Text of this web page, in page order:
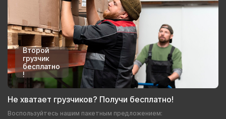
Второй
грузчик
бесплатно
!
Не хватает грузчиков? Получи бесплатно!
Воспользуйтесь нашим пакетным предложением: